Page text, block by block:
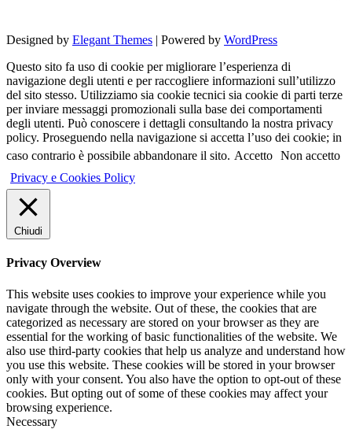
Designed by Elegant Themes | Powered by WordPress
Questo sito fa uso di cookie per migliorare l’esperienza di
navigazione degli utenti e per raccogliere informazioni sull’utilizzo
del sito stesso. Utilizziamo sia cookie tecnici sia cookie di parti terze
per inviare messaggi promozionali sulla base dei comportamenti
degli utenti. Può conoscere i dettagli consultando la nostra privacy
policy. Proseguendo nella navigazione si accetta l’uso dei cookie; in
caso contrario è possibile abbandonare il sito. Accetto Non accetto
Privacy e Cookies Policy
Chiudi
Privacy Overview
This website uses cookies to improve your experience while you
navigate through the website. Out of these, the cookies that are
categorized as necessary are stored on your browser as they are
essential for the working of basic functionalities of the website. We
also use third-party cookies that help us analyze and understand how
you use this website. These cookies will be stored in your browser
only with your consent. You also have the option to opt-out of these
cookies. But opting out of some of these cookies may affect your
browsing experience.
Necessary